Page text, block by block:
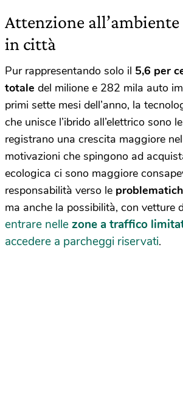
Attenzione
in città
Pur rappresentando solo il 5,6 per
totale del milione e 282 mila auto
primi sette mesi dell’anno, la
che unisce l’ibrido all’elettrico sono
registrano una crescita maggiore
motivazioni che spingono ad
ecologica ci sono maggiore
responsabilità verso le
ma anche la possibilità, con vetture
entrare nellezone a traffico
accedere a parcheggi riservati.